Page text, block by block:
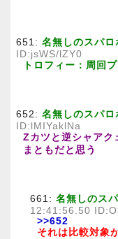
651: 名無しのスパロ
ID:jsWS/lZY0
トロフィー：周回
652: 名無しのスパロ
ID:lMIYaklNa
Zカツと逆シャアク
まともだと思う
661: 名無しのス
12:41:56.50
>>652
それは比較対象